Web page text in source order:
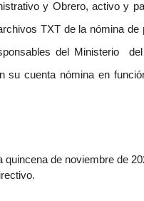
y Obrero, activo y
TXT de la nómina de
del Ministerio
su cuenta nómina en
de noviembre de